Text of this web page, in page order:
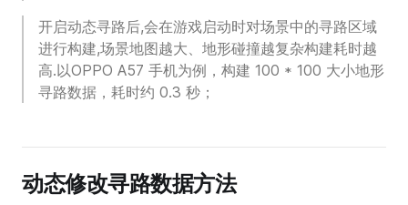
        });
    }
开启动态寻路后,会在游戏启动时对场景中的寻路区域
进行构建,场景地图越大、地形碰撞越复杂构建耗时越
高.以OPPO A57 手机为例，构建 100 * 100 大小地形
寻路数据，耗时约 0.3 秒；
动态修改寻路数据方法